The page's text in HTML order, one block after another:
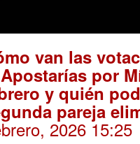
van las
por
y quién
pareja
2026 15:25